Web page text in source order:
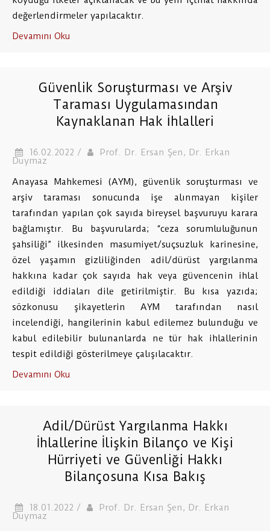
değerlendirmeler yapılacaktır.
Devamını Oku
Güvenlik Soruşturması ve Arşiv
Taraması Uygulamasından
Kaynaklanan Hak İhlalleri
16.02.2022 / Prof. Dr. Ersan Şen, Dr. Erkan
Duymaz
Anayasa Mahkemesi (AYM), güvenlik soruşturması ve
arşiv taraması sonucunda işe alınmayan kişiler
tarafından yapılan çok sayıda bireysel başvuruyu karara
bağlamıştır. Bu başvurularda; “ceza sorumluluğunun
şahsiliği” ilkesinden masumiyet/suçsuzluk karinesine,
özel yaşamın gizliliğinden adil/dürüst yargılanma
hakkına kadar çok sayıda hak veya güvencenin ihlal
edildiği iddiaları dile getirilmiştir. Bu kısa yazıda;
sözkonusu şikayetlerin AYM tarafından nasıl
incelendiği, hangilerinin kabul edilemez bulunduğu ve
kabul edilebilir bulunanlarda ne tür hak ihlallerinin
tespit edildiği gösterilmeye çalışılacaktır.
Devamını Oku
Adil/Dürüst Yargılanma Hakkı
İhlallerine İlişkin Bilanço ve Kişi
Hürriyeti ve Güvenliği Hakkı
Bilançosuna Kısa Bakış
18.01.2022 / Prof. Dr. Ersan Şen, Dr. Erkan
Duymaz